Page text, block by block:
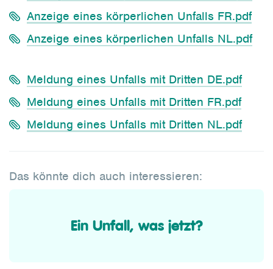
Anzeige eines körperlichen Unfalls FR.pdf
Anzeige eines körperlichen Unfalls NL.pdf
Meldung eines Unfalls mit Dritten DE.pdf
Meldung eines Unfalls mit Dritten FR.pdf
Meldung eines Unfalls mit Dritten NL.pdf
Das könnte dich auch interessieren:
Ein Unfall, was jetzt?